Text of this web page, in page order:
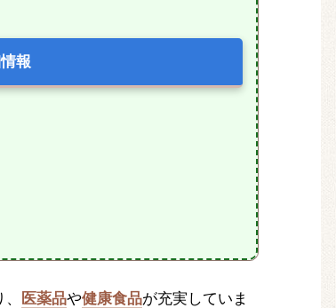
報
医薬品や健康食品が充実していま